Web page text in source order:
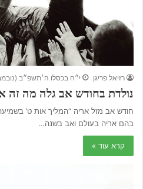
רזיאל פריגן י״ח בכסלו ה׳תשפ״ב (נובמבר 22,
נולדת בחודש אב גלה מה זה
חודש אב מזל אריה “המליך אות ט’
בהם אריה בעולם ואב בשנה…
קרא עוד »